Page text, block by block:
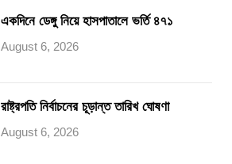
একদিনে ডেঙ্গু নিয়ে হাসপাতালে ভর্তি ৪৭১
August 6, 2026
রাষ্ট্রপতি নির্বাচনের চূড়ান্ত তারিখ ঘোষণা
August 6, 2026